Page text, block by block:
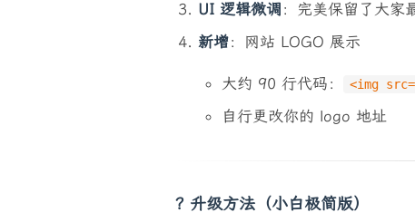
UI 逻辑微调 ：完美保留了大家
新增：网站 LOGO 展示
大约 90 行代码： <img
自行更改你的 logo 地址
?️ 升级方法（小白极简版）